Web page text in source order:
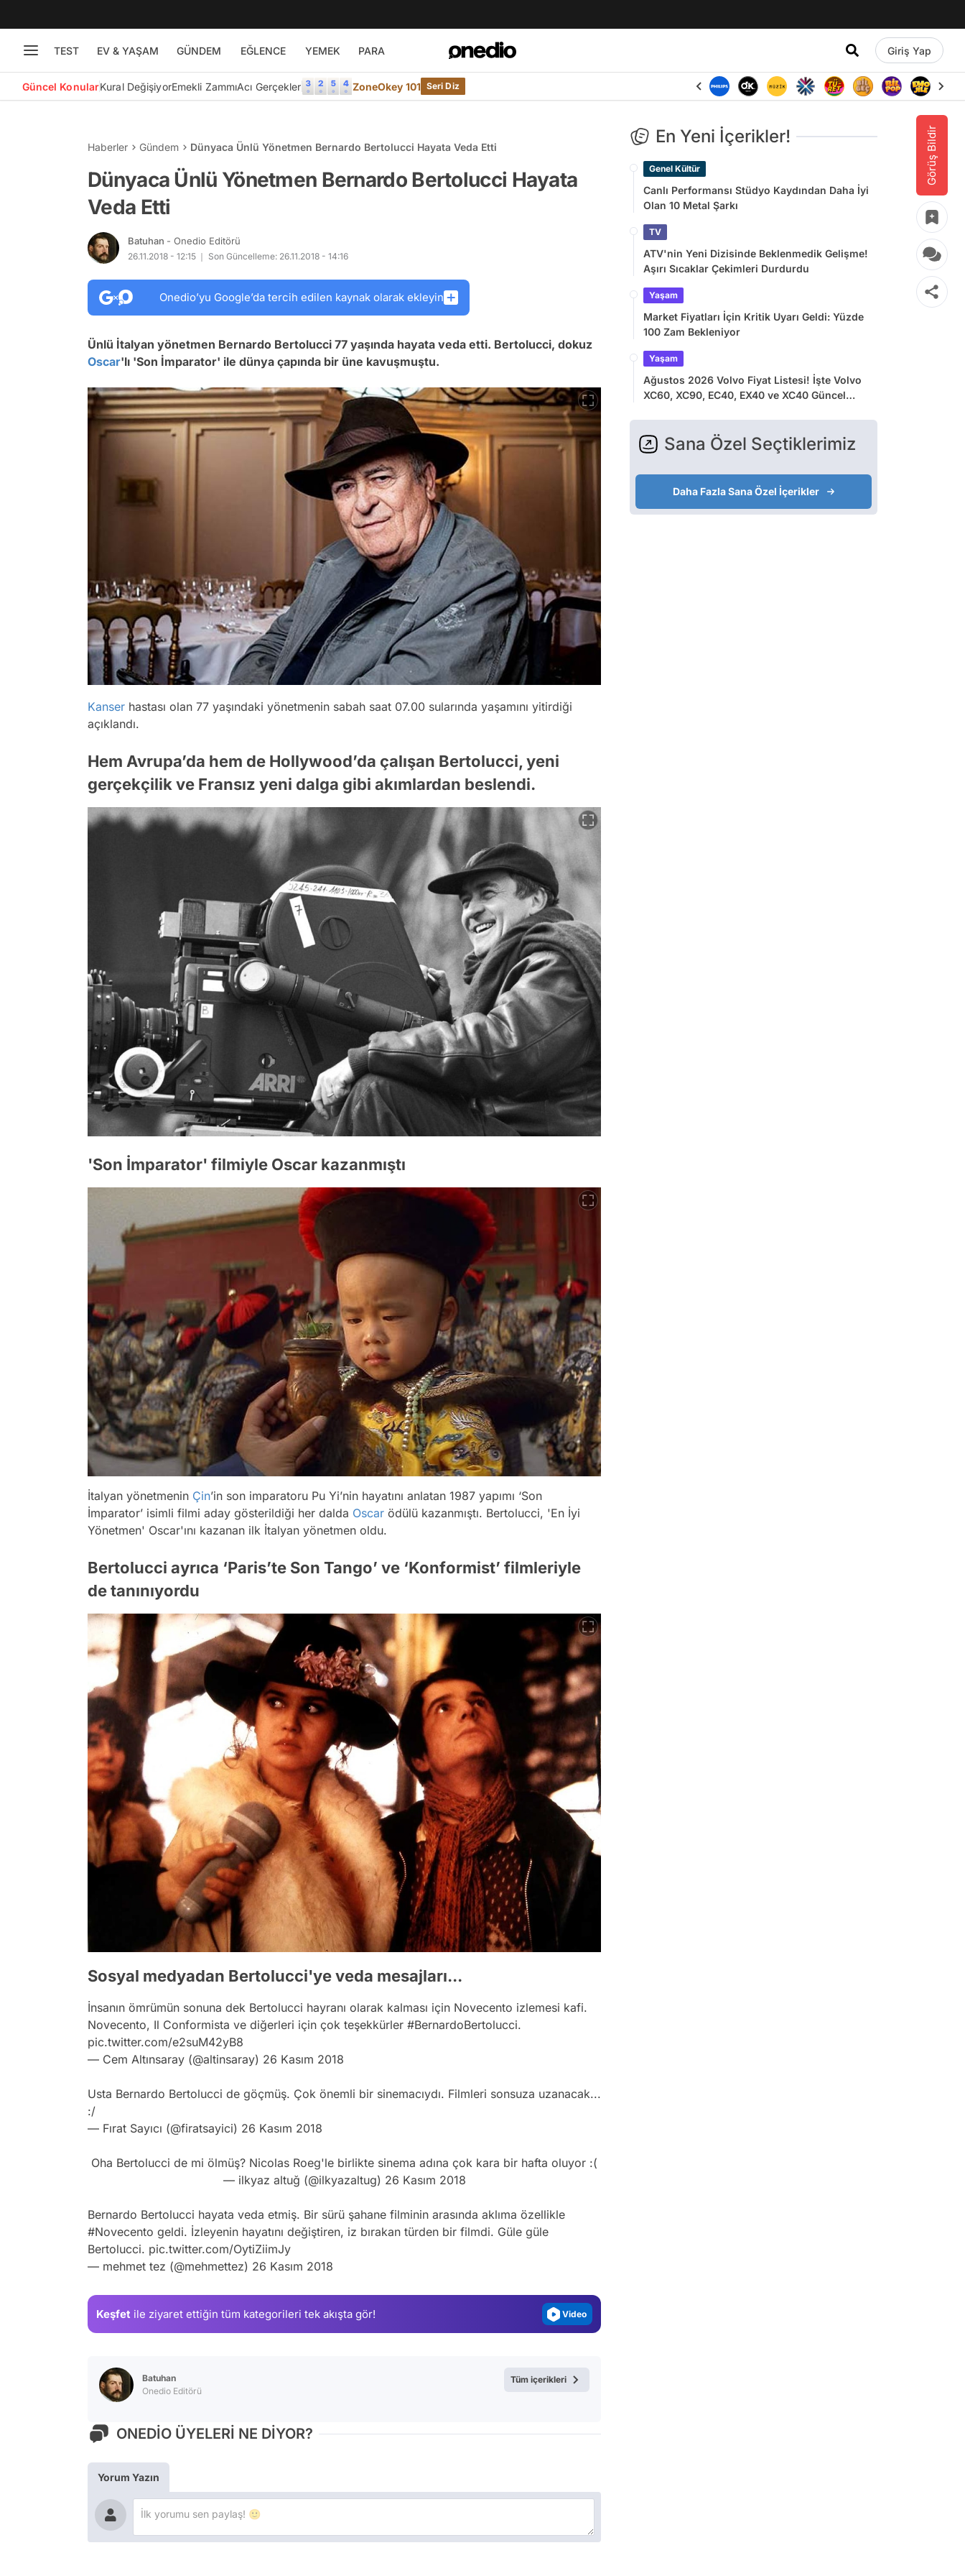
TEST EV & YAŞAM GÜNDEM EĞLENCE YEMEK PARA Giriş Yap
Güncel KonularKural DeğişiyorEmekli ZammıAcı Gerçekler ZoneOkey 101 Seri Diz
Görüş Bildir
Haberler Gündem Dünyaca Ünlü Yönetmen Bernardo Bertolucci Hayata Veda Etti
Dünyaca Ünlü Yönetmen Bernardo Bertolucci Hayata
Veda Etti
Batuhan - Onedio Editörü
26.11.2018 - 12:15 Son Güncelleme: 26.11.2018 - 14:16
Onedio’yu Google’da tercih edilen kaynak olarak ekleyin
Ünlü İtalyan yönetmen Bernardo Bertolucci 77 yaşında hayata veda etti. Bertolucci, dokuz
Oscar'lı 'Son İmparator' ile dünya çapında bir üne kavuşmuştu.
Kanser hastası olan 77 yaşındaki yönetmenin sabah saat 07.00 sularında yaşamını yitirdiği
açıklandı.
Hem Avrupa’da hem de Hollywood’da çalışan Bertolucci, yeni
gerçekçilik ve Fransız yeni dalga gibi akımlardan beslendi.
'Son İmparator' filmiyle Oscar kazanmıştı
İtalyan yönetmenin Çin’in son imparatoru Pu Yi’nin hayatını anlatan 1987 yapımı ‘Son
İmparator’ isimli filmi aday gösterildiği her dalda Oscar ödülü kazanmıştı. Bertolucci, 'En İyi
Yönetmen' Oscar'ını kazanan ilk İtalyan yönetmen oldu.
Bertolucci ayrıca ‘Paris’te Son Tango’ ve ‘Konformist’ filmleriyle
de tanınıyordu
Sosyal medyadan Bertolucci'ye veda mesajları...
İnsanın ömrümün sonuna dek Bertolucci hayranı olarak kalması için Novecento izlemesi kafi.
Novecento, Il Conformista ve diğerleri için çok teşekkürler #BernardoBertolucci.
pic.twitter.com/e2suM42yB8
— Cem Altınsaray (@altinsaray) 26 Kasım 2018
Usta Bernardo Bertolucci de göçmüş. Çok önemli bir sinemacıydı. Filmleri sonsuza uzanacak...
:/
— Fırat Sayıcı (@firatsayici) 26 Kasım 2018
Oha Bertolucci de mi ölmüş? Nicolas Roeg'le birlikte sinema adına çok kara bir hafta oluyor :(
— ilkyaz altuğ (@ilkyazaltug) 26 Kasım 2018
Bernardo Bertolucci hayata veda etmiş. Bir sürü şahane filminin arasında aklıma özellikle
#Novecento geldi. İzleyenin hayatını değiştiren, iz bırakan türden bir filmdi. Güle güle
Bertolucci. pic.twitter.com/OytiZiimJy
— mehmet tez (@mehmettez) 26 Kasım 2018
Keşfet ile ziyaret ettiğin tüm kategorileri tek akışta gör! Test
Batuhan
Onedio Editörü
Tüm içerikleri
ONEDİO ÜYELERİ NE DİYOR?
Yorum Yazın
En Yeni İçerikler!
Genel Kültür
Canlı Performansı Stüdyo Kaydından Daha İyi
Olan 10 Metal Şarkı
TV
ATV'nin Yeni Dizisinde Beklenmedik Gelişme!
Aşırı Sıcaklar Çekimleri Durdurdu
Yaşam
Market Fiyatları İçin Kritik Uyarı Geldi: Yüzde
100 Zam Bekleniyor
Yaşam
Ağustos 2026 Volvo Fiyat Listesi! İşte Volvo
XC60, XC90, EC40, EX40 ve XC40 Güncel
Sana Özel Seçtiklerimiz
Daha Fazla Sana Özel İçerikler